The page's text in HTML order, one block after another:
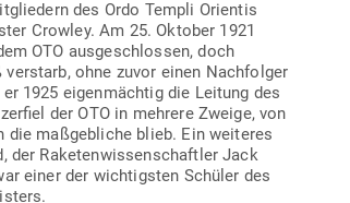
voll­bracht habe. Steiner nahm auch die
ins 13. Jahrhundert.
die Rosen­kreuzer Abge­sandte der weißen
Zumindest dieser Punkt scheint nicht
finden sich in zahl­reichen
oder Ver­schwö­rungs­theorien? Die 13
zuletzt selbst dafür, das Rosen­kreu­zertum